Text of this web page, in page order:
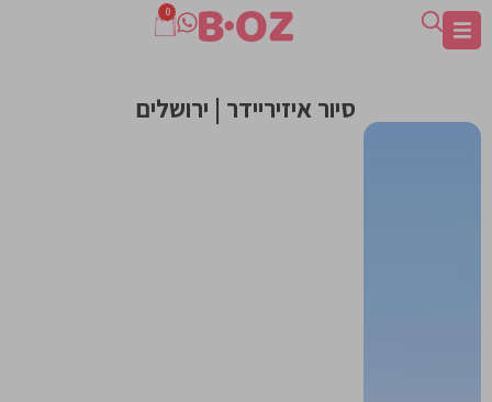
0
סיור איזיריידר | ירושלים